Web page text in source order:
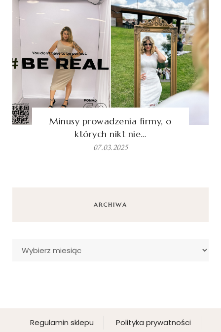
Minusy prowadzenia firmy, o
których nikt nie…
07.03.2025
ARCHIWA
Regulamin sklepu
Polityka prywatności